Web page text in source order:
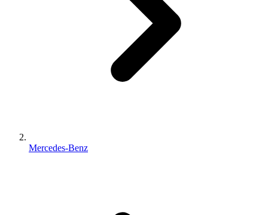
Mercedes-Benz